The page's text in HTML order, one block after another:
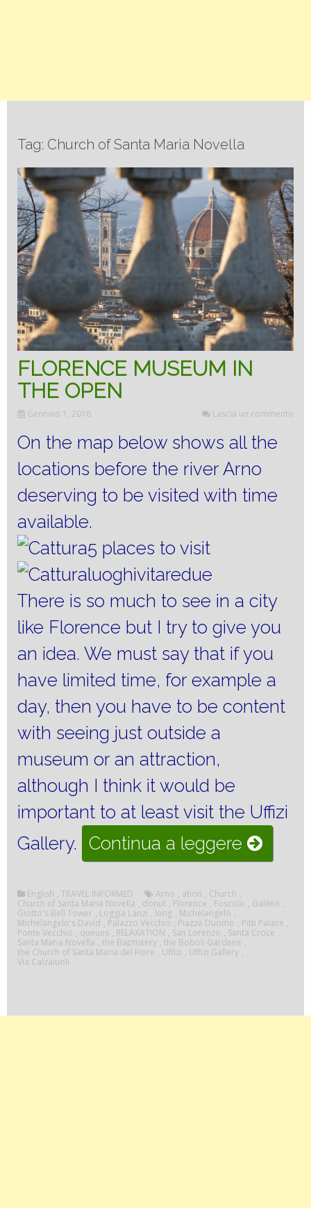
Tag: Church of Santa Maria Novella
FLORENCE MUSEUM IN
THE OPEN
Gennaio 1, 2016 Lascia un commento
On the map below shows all the
locations before the river Arno
deserving to be visited with time
available.
There is so much to see in a city
like Florence but I try to give you
an idea. We must say that if you
have limited time, for example a
day, then you have to be content
with seeing just outside a
museum or an attraction,
although I think it would be
important to at least visit the Uffizi
Gallery.
Continua a leggere
IN
THE
English , TRAVEL INFORMED Arno , ation , Church ,
Church of Santa Maria Novella , donut , Florence , Foscolo , Galileo ,
Giotto's Bell Tower , Loggia Lanzi , long , Michelangelo ,
Michelangelo's David , Palazzo Vecchio , Piazza Duomo , Pitti Palace ,
Ponte Vecchio , queues , RELAXATION , San Lorenzo , Santa Croce ,
Santa Maria Novella , the Baptistery , the Boboli Gardens ,
the Church of Santa Maria del Fiore , Uffizi , Uffizi Gallery ,
Via Calzaiuoli